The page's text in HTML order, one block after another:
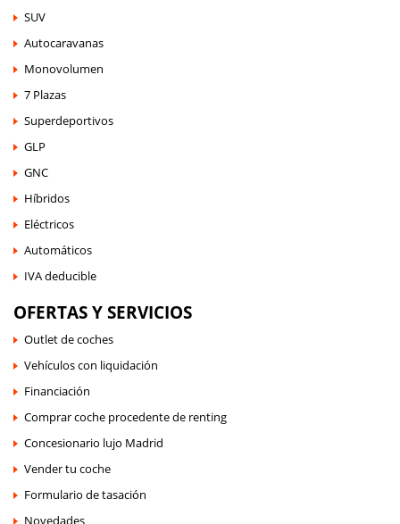
SUV
Autocaravanas
Monovolumen
7 Plazas
Superdeportivos
GLP
GNC
Híbridos
Eléctricos
Automáticos
IVA deducible
OFERTAS Y SERVICIOS
Outlet de coches
Vehículos con liquidación
Financiación
Comprar coche procedente de renting
Concesionario lujo Madrid
Vender tu coche
Formulario de tasación
Novedades